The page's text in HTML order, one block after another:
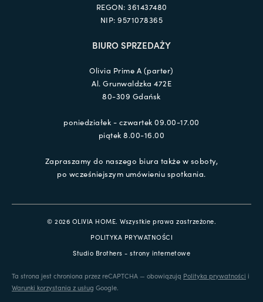
REGON: 361437480
NIP: 9571078365
BIURO SPRZEDAŻY
Olivia Prime A (parter)
Al. Grunwaldzka 472E
80-309 Gdańsk
poniedziałek - czwartek 09.00-17.00
piątek 8.00-16.00
Zapraszamy do naszego biura także w soboty,
po wcześniejszym umówieniu spotkania.
© 2026 OLIVIA HOME. Wszystkie prawa zastrzeżone.
POLITYKA PRYWATNOŚCI
Studio Brothers - strony internetowe
Ta strona jest chroniona przez reCAPTCHA — obowiązują Polityka prywatności i
Warunki korzystania z usług Google.